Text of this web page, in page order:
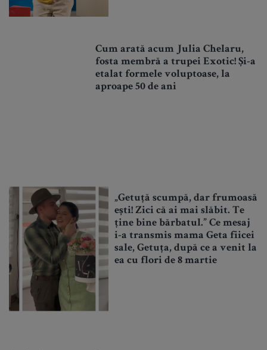
Cum arată acum Julia Chelaru,
fosta membră a trupei Exotic! Și-a
etalat formele voluptoase, la
aproape 50 de ani
„Getuță scumpă, dar frumoasă
ești! Zici că ai mai slăbit. Te
ține bine bărbatul.” Ce mesaj
i-a transmis mama Geta fiicei
sale, Getuța, după ce a venit la
ea cu flori de 8 martie